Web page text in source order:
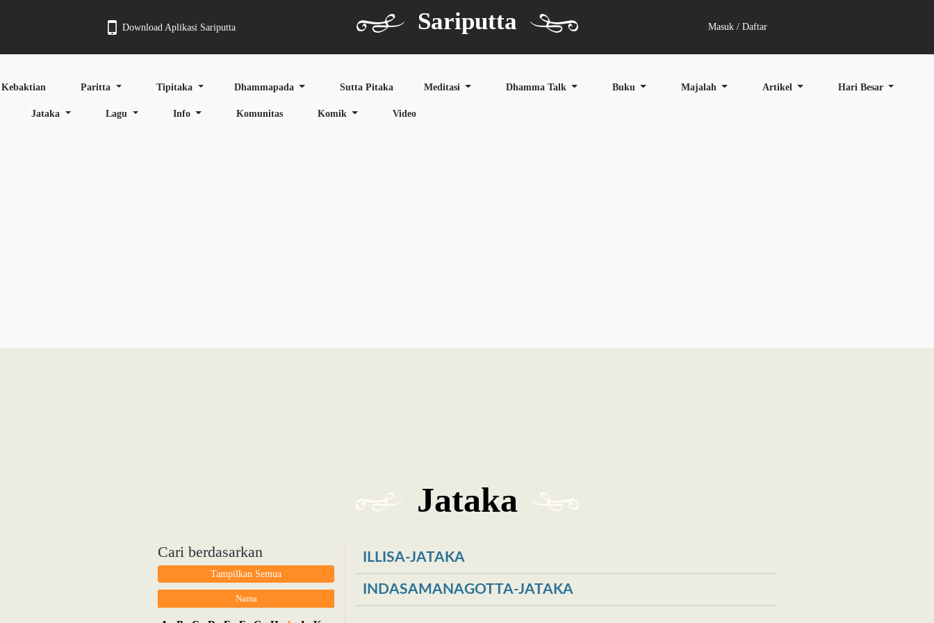
Download Aplikasi Sariputta Sariputta Masuk / Daftar
Kebaktian Paritta Tipitaka Dhammapada Sutta Pitaka Meditasi Dhamma Talk Buku Majalah Artikel Hari Besar
Jataka Lagu Info Komunitas Komik Video
Jataka
Cari berdasarkan
Tampilkan Semua
Nama
ILLISA-JATAKA
INDASAMANAGOTTA-JATAKA